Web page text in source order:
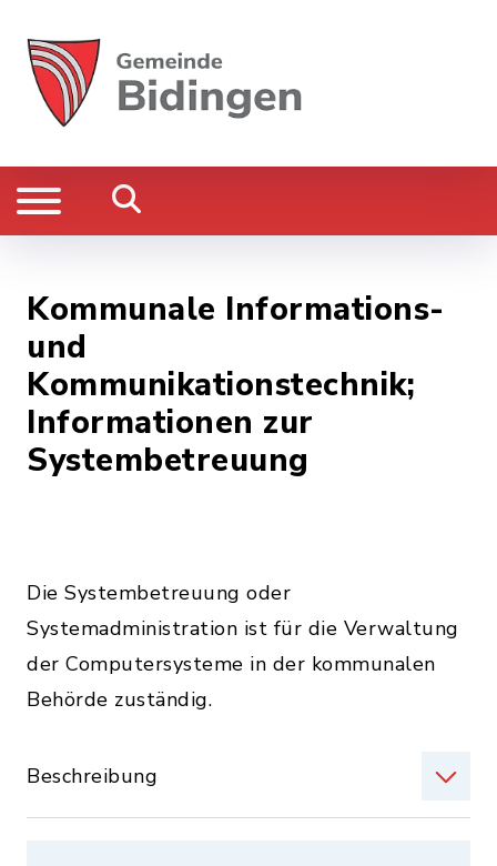
Kommunale Informations-
und
Kommunikationstechnik;
Informationen zur
Systembetreuung
Die Systembetreuung oder
Systemadministration ist für die Verwaltung
der Computersysteme in der kommunalen
Behörde zuständig.
Beschreibung